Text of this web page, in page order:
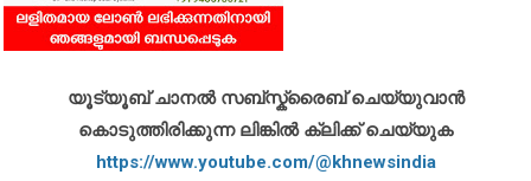
യൂട്യൂബ് ചാനൽ സബ്സ്ക്രൈബ് ചെയ്യുവാൻ
കൊടുത്തിരിക്കുന്ന ലിങ്കിൽ ക്ലിക്ക് ചെയ്യുക
https://www.youtube.com/@khnewsindia